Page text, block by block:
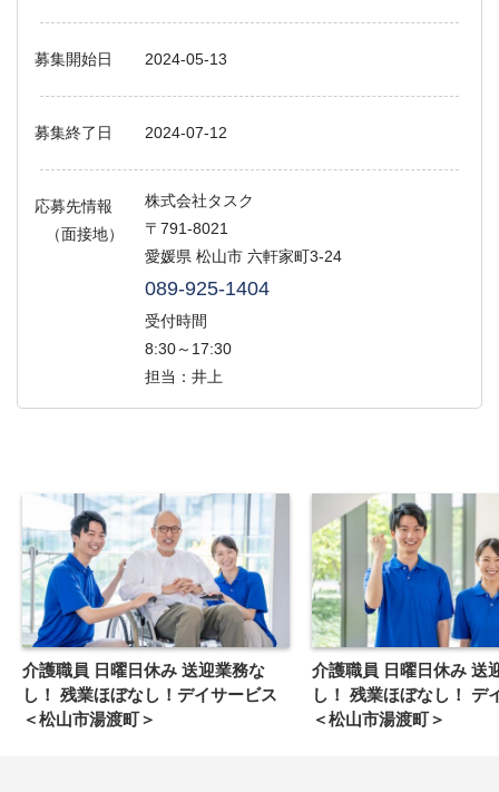
募集開始日 2024-05-13
募集終了日 2024-07-12
応募先情報
（面接地）
株式会社タスク
〒791-8021
愛媛県 松山市 六軒家町3-24
089-925-1404
受付時間
8:30～17:30
担当：井上
介護職員 日曜日休み 送迎業務な
し！ 残業ほぼなし！デイサービス
＜松山市湯渡町＞
介護職員 日曜日休み 送迎業務な
し！ 残業ほぼなし！ デ
＜松山市湯渡町＞